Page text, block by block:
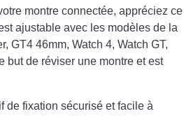
montre connectée, appréciez ce
ajustable avec les modèles de la
GT4 46mm, Watch 4, Watch GT,
but de réviser une montre et est
de fixation sécurisé et facile à